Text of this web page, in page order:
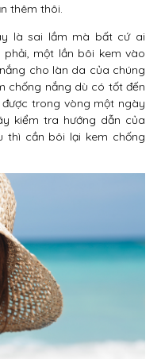
thêm thôi.
là sai lầm mà bất cứ ai
một lần bôi kem vào
cho làn da của chúng
chống nắng dù có tốt đến
trong vòng một ngày
kiểm tra hướng dẫn của
thì cần bôi lại kem chống